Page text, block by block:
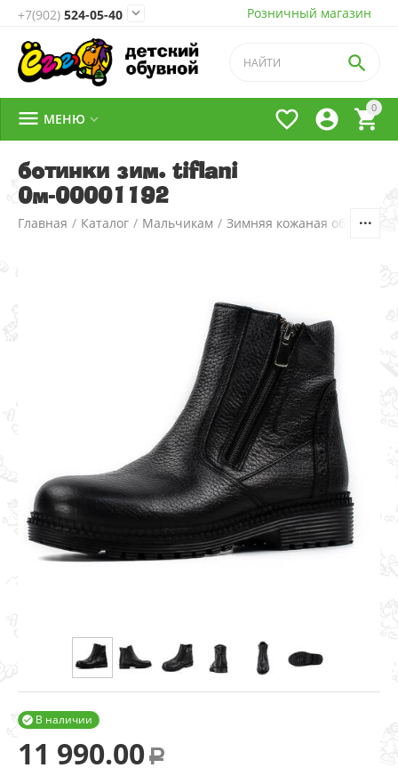
Розничный магазин
+7(902) 524-05-40 
0




 МЕНЮ 
ботинки зим. tiflani
0м-00001192
Главная / Каталог / Мальчикам / Зимняя кожаная обувь /
В наличии

11 990.00 Р